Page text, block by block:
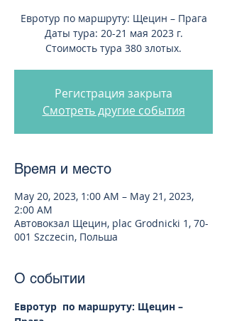
Евротур по маршруту: Щецин – Прага
Даты тура: 20-21 мая 2023 г.
Стоимость тура 380 злотых.
Регистрация закрыта
Смотреть другие события
Время и место
May 20, 2023, 1:00 AM – May 21, 2023,
2:00 AM
Автовокзал Щецин, plac Grodnicki 1, 70-
001 Szczecin, Польша
О событии
Евротур  по маршруту: Щецин –